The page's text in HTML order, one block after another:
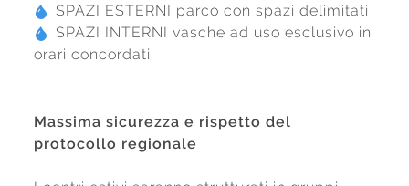
SPAZI ESTERNI parco con spazi delimitati
SPAZI INTERNI vasche ad uso esclusivo in
orari concordati
Massima sicurezza e rispetto del
protocollo regionale